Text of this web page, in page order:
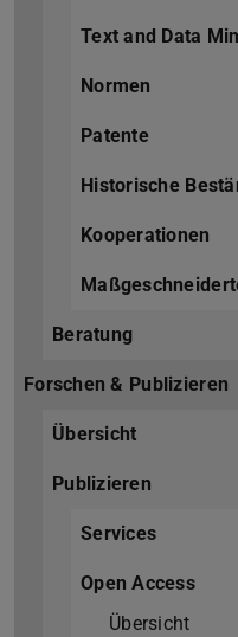
Text and Data
Normen
Patente
Historische
Kooperationen
Beratung
Forschen & Publizieren
Übersicht
Publizieren
Services
Open Access
Übersicht